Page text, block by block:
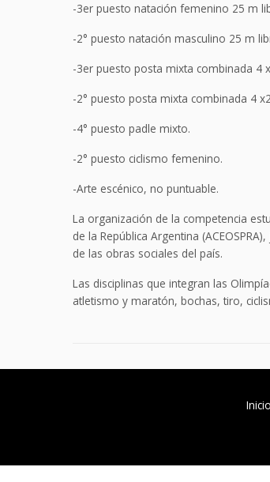
-3er puesto natación femenino 25 m
-2° puesto natación masculino 25 m
-3er puesto posta mixta combinada 4
-2° puesto posta mixta combinada 4
-4° puesto padle mixto.
-2° puesto ciclismo femenino.
-Arte escénico, no puntuable.
La organización de la competencia
de la República Argentina
de las obras sociales del país.
Las disciplinas que integran las
atletismo y maratón, bochas, tiro,
Inicio